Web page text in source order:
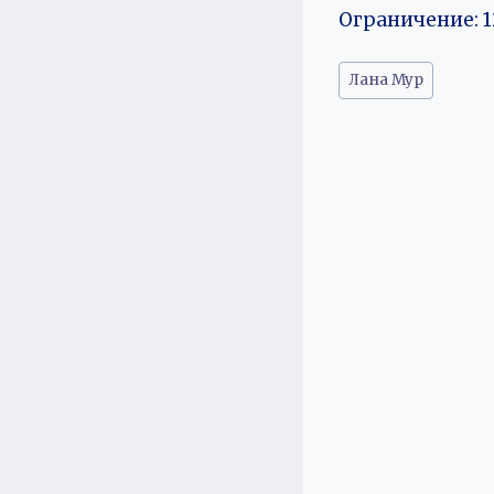
Ограничение:
Метки
записи:
Лана Мур